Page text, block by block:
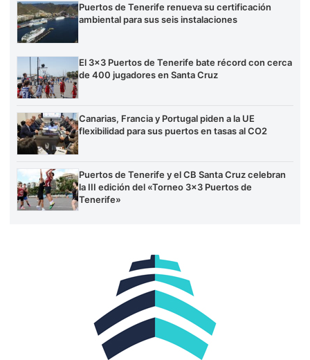
Puertos de Tenerife renueva su certificación
ambiental para sus seis instalaciones
El 3×3 Puertos de Tenerife bate récord con cerca
de 400 jugadores en Santa Cruz
Canarias, Francia y Portugal piden a la UE
flexibilidad para sus puertos en tasas al CO2
Puertos de Tenerife y el CB Santa Cruz celebran
la III edición del «Torneo 3×3 Puertos de
Tenerife»